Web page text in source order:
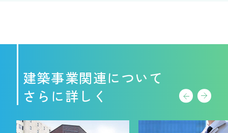
建築事業関連について
さらに詳しく